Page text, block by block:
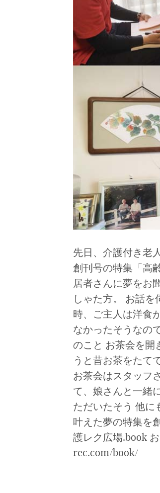
先日、介護付き老
創刊号の特集「高
居者さんに夢をお
しゃた方。 お話
時、ご主人は洋食
なかったそうなの
のこと お茶会を開
うと昔お茶をたて
お茶会はスタッフ
て、娘さんと一緒
ただいたそう 他に
叶えた夢の特集を
護レク広場.book
rec.com/book/